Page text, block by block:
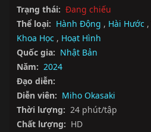
Trạng thái: Đang chiếu
Thể loại: Hành Động , Hài Hước ,
Khoa Học , Hoạt Hình
Quốc gia: Nhật Bản
Năm: 2024
Đạo diễn:
Diễn viên: Miho Okasaki
Thời lượng: 24 phút/tập
Chất lượng: HD